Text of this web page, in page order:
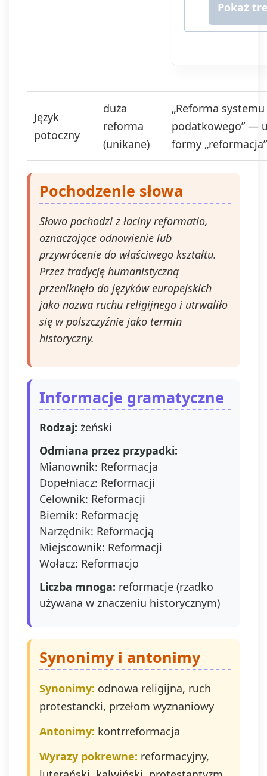
za
telefonicznej.
newslettera
ofert. Podstawa
przetwarzania
danych to
dostępu do
sprostowania,
usunięcia,
ograniczenia
przetwarzania,
także prawo do
przed jej
Wycofanie
się"
Język
potoczny
duża
reforma
(unikane)
„Reforma systemu
podatkowego” —
formy
Pochodzenie słowa
Słowo pochodzi z łaciny reformatio,
oznaczające odnowienie lub
przywrócenie do właściwego kształtu.
Przez tradycję humanistyczną
przeniknęło do języków europejskich
jako nazwa ruchu religijnego i utrwaliło
się w polszczyźnie jako termin
historyczny.
Informacje gramatyczne
Rodzaj: żeński
Odmiana przez przypadki:
Mianownik: Reformacja
Dopełniacz: Reformacji
Celownik: Reformacji
Biernik: Reformację
Narzędnik: Reformacją
Miejscownik: Reformacji
Wołacz: Reformacjo
Liczba mnoga: reformacje (rzadko
używana w znaczeniu historycznym)
Synonimy i antonimy
Synonimy: odnowa religijna, ruch
protestancki, przełom wyznaniowy
Antonimy: kontrreformacja
Wyrazy pokrewne: reformacyjny,